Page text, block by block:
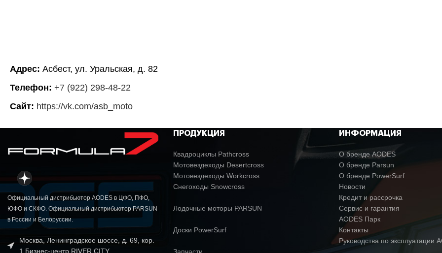
Адрес: Асбест, ул. Уральская, д. 82
Телефон: +7 (922) 298-48-22
Сайт: https://vk.com/asb_moto
Официальный дистрибьютор AODES в ЦФО, ПФО,
ЮФО и СКФО. Официальный дистрибьютор PARSUN
в России и Белоруссии.
Москва, Ленинградское шоссе, д. 69, кор.
1 Бизнес-центр RIVER CITY
ПРОДУКЦИЯ
Квадроциклы Pathcross
Мотовездеходы Desertcross
Мотовездеходы Workcross
Снегоходы Snowcross
Лодочные моторы PARSUN
Доски PowerSurf
ИНФОРМАЦИЯ
О бренде AODES
О бренде Parsun
О бренде PowerSurf
Новости
Кредит и рассрочка
Сервис и гарантия
AODES Парк
Контакты
Руководства по эксплуатации